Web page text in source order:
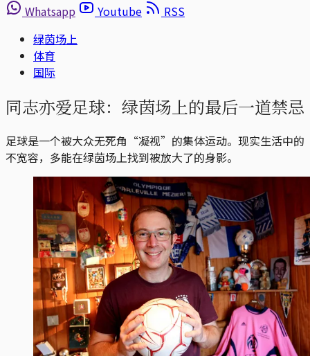
Whatsapp
Youtube
RSS
绿茵场上
体育
国际
同志亦爱足球：绿茵场上的最后一道禁忌
足球是一个被大众无死角“凝视”的集体运动。现实生活中的
不宽容，多能在绿茵场上找到被放大了的身影。